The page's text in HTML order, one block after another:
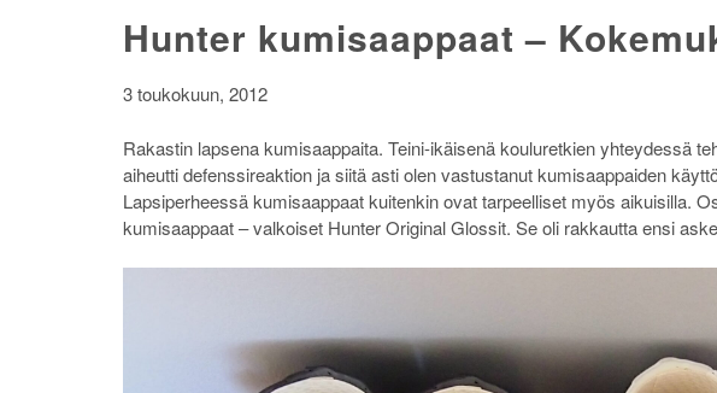
Hunter kumisaappaat –
3 toukokuun, 2012
Rakastin lapsena kumisaappaita. Teini-ikäisenä kouluretkien yhteydessä
aiheutti defenssireaktion ja siitä asti olen vastustanut kumisaappaiden
Lapsiperheessä kumisaappaat kuitenkin ovat tarpeelliset myös aikuisilla.
kumisaappaat – valkoiset Hunter Original Glossit. Se oli rakkautta ensi